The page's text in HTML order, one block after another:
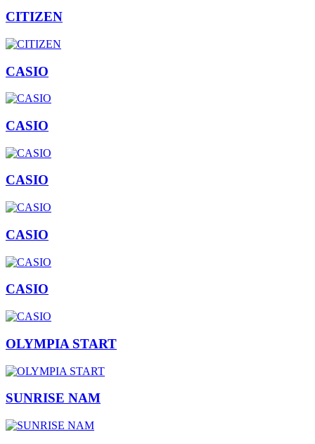
CITIZEN
CASIO
CASIO
CASIO
CASIO
CASIO
OLYMPIA START
SUNRISE NAM